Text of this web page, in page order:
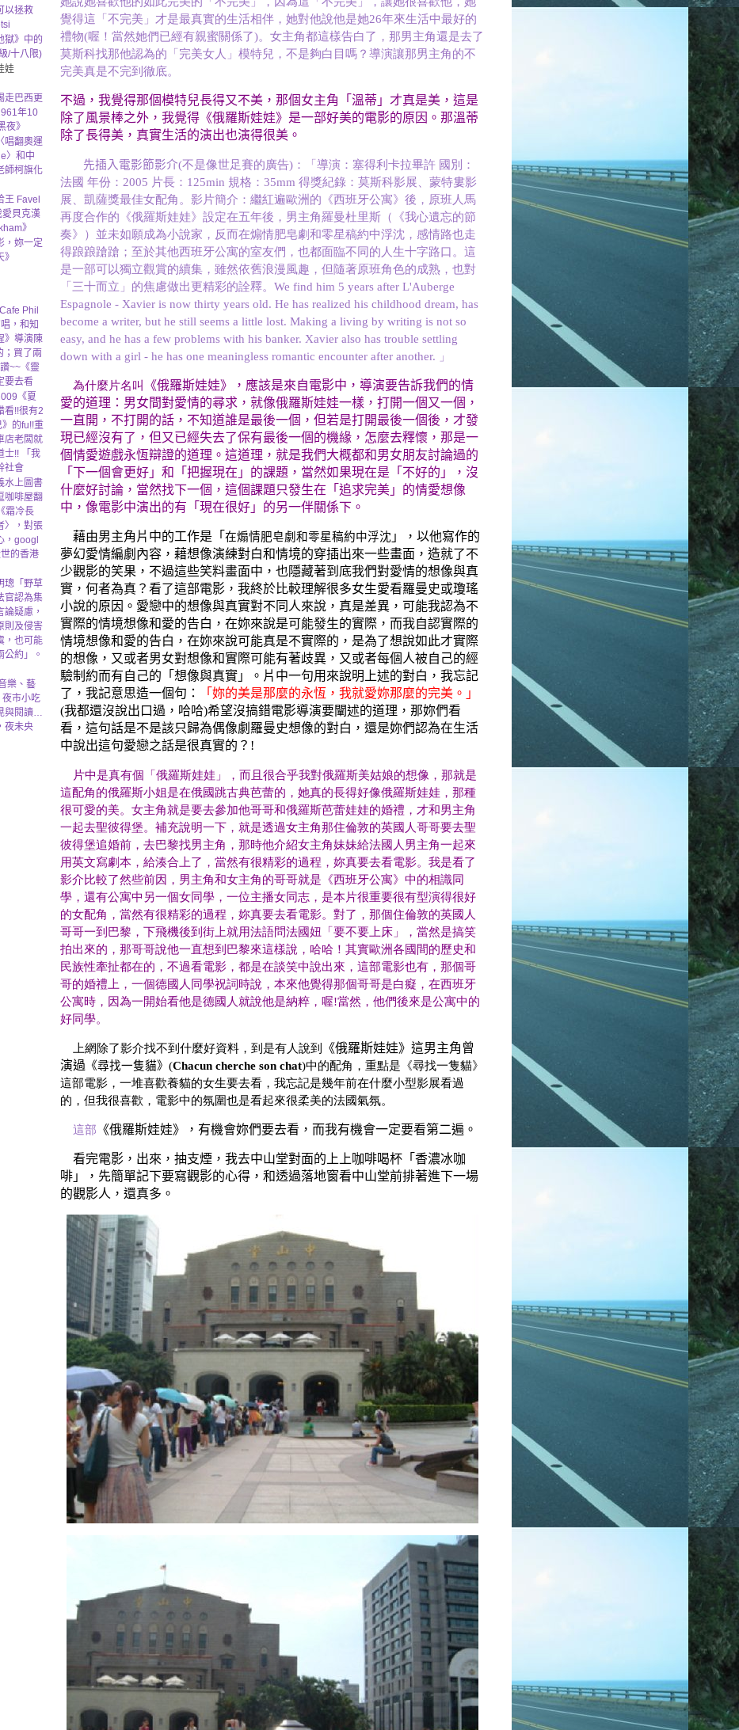
以拯救
獄》中的
/十八限)
娃
走巴西更
年10
夜》
唱翻奧運
〉和中
師柯旗化
王 Favel
貝克漢
》
，妳一定
Phil
，和知
》導演陳
；買了兩
~~《靈
要去看
《夏
看!!很有2
的fu!!重
店老闆就
士!! 「我
社會
水上圖書
咖啡屋翻
霜冷長
〉，對張
，googl
的香港
璁「野草
官認為集
疑慮，
則及侵害
，也可能
公約」。
樂、藝
市小吃
與閱讀…
夜未央
覺得這「不完美」才是最真實的生活相伴，她對他說他是她26年來生活中最好的
禮物(喔！當然她們已經有親蜜關係了)。女主角都這樣告白了，那男主角還是去了
莫斯科找那他認為的「完美女人」模特兒，不是夠白目嗎？導演讓那男主角的不
完美真是不完到徹底。
不過，我覺得那個模特兒長得又不美，那個女主角「溫蒂」才真是美，這是
除了風景棒之外，我覺得《俄羅斯娃娃》是一部好美的電影的原因。那溫蒂
除了長得美，真實生活的演出也演得很美。
先插入電影節影介(不是像世足賽的廣告)：「導演：塞得利卡拉畢許 國別：
法國 年份：2005 片長：125min 規格：35mm 得獎紀錄：莫斯科影展、蒙特婁影
展、凱薩獎最佳女配角。影片簡介：繼紅遍歐洲的《西班牙公寓》後，原班人馬
再度合作的《俄羅斯娃娃》設定在五年後，男主角羅曼杜里斯（《我心遺忘的節
奏》）並未如願成為小說家，反而在煽情肥皂劇和零星稿約中浮沈，感情路也走
得踉踉蹌蹌；至於其他西班牙公寓的室友們，也都面臨不同的人生十字路口。這
是一部可以獨立觀賞的續集，雖然依舊浪漫風趣，但隨著原班角色的成熟，也對
「三十而立」的焦慮做出更精彩的詮釋。We find him 5 years after L'Auberge
Espagnole - Xavier is now thirty years old. He has realized his childhood dream, has
become a writer, but he still seems a little lost. Making a living by writing is not so
easy, and he has a few problems with his banker. Xavier also has trouble settling
down with a girl - he has one meaningless romantic encounter after another. 」
為什麼片名叫
《俄羅斯娃娃》，應該是來自電影中，導演要告訴我們的情
愛的道理：男女間對愛情的尋求，就像俄羅斯娃娃一樣，打開一個又一個，
一直開，不打開的話，不知道誰是最後一個，但若是打開最後一個後，才發
現已經沒有了，但又已經失去了保有最後一個的機緣，怎麼去釋懷，那是一
個情愛遊戲永恆辯證的道理。這道理，就是我們大概都和男女朋友討論過的
「下一個會更好」和「把握現在」的課題，當然如果現在是「不好的」，沒
什麼好討論，當然找下一個，這個課題只發生在「追求完美」的情愛想像
中，像電影中演出的有「現在很好」的另一伴關係下。
藉由男主角片中的工作是「 在煽情肥皂劇和零星稿約中浮沈 」，以他寫作的
夢幻愛情編劇內容，藉想像演練對白和情境的穿插出來一些畫面，造就了不
少觀影的笑果，不過這些笑料畫面中，也隱藏著到底我們對愛情的想像與真
實，何者為真？看了這部電影，我終於比較理解很多女生愛看羅曼史或瓊瑤
小說的原因。愛戀中的想像與真實對不同人來說，真是差異，可能我認為不
實際的情境想像和愛的告白，在妳來說是可能發生的實際，而我自認實際的
情境想像和愛的告白，在妳來說可能真是不實際的，是為了想說如此才實際
的想像，又或者男女對想像和實際可能有著歧異，又或者每個人被自己的經
驗制約而有自己的「想像與真實」。片中一句用來說明上述的對白，我忘記
了，我記意思造一個句：
「妳的美是那麼的永恆，我就愛妳那麼的完美。」
(我都還沒說出口過，哈哈)希望沒搞錯電影導演要闡述的道理，那妳們看
看，這句話是不是該只歸為偶像劇羅曼史想像的對白，還是妳們認為在生活
中說出這句愛戀之話是很真實的？ !
片中是真有個「俄羅斯娃娃」，而且很合乎我對俄羅斯美姑娘的想像，那就是
這配角的俄羅斯小姐是在俄國跳古典芭蕾的，她真的長得好像俄羅斯娃娃，那種
很可愛的美。女主角就是要去參加他哥哥和俄羅斯芭蕾娃娃的婚禮，才和男主角
一起去聖彼得堡。補充說明一下，就是透過女主角那住倫敦的英國人哥哥要去聖
彼得堡追婚前，去巴黎找男主角，那時他介紹女主角妹妹給法國人男主角一起來
用英文寫劇本，給湊合上了，當然有很精彩的過程，妳真要去看電影。我是看了
影介比較了然些前因，男主角和女主角的哥哥就是《西班牙公寓》中的相識同
學，還有公寓中另一個女同學，一位主播女同志，是本片很重要很有型演得很好
的女配角，當然有很精彩的過程，妳真要去看電影。對了，那個住倫敦的英國人
哥哥一到巴黎，下飛機後到街上就用法語問法國妞「要不要上床」，當然是搞笑
拍出來的，那哥哥說他一直想到巴黎來這樣說，哈哈！其實歐洲各國間的歷史和
民族性牽扯都在的，不過看電影，都是在談笑中說出來，這部電影也有，那個哥
哥的婚禮上，一個德國人同學祝詞時說，本來他覺得那個哥哥是白癡，在西班牙
公寓時，因為一開始看他是德國人就說他是納粹，喔!當然，他們後來是公寓中的
好同學。
上網除了影介找不到什麼好資料，到是有人說到
《俄羅斯娃娃》這男主角曾
演過 《尋找一隻貓》 (Chacun cherche son chat)中的配角，重點是《尋找一隻貓》
這部電影，一堆喜歡養貓的女生要去看，我忘記是幾年前在什麼小型影展看過
的，但我很喜歡，電影中的氛圍也是看起來很柔美的法國氣氛。
這部 《俄羅斯娃娃》，有機會妳們要去看，而我有機會一定要看第二遍。
看完電影，出來，抽支煙，我去中山堂對面的上上咖啡喝杯「香濃冰咖
啡」，先簡單記下要寫觀影的心得，和透過落地窗看中山堂前排著進下一場
的觀影人，還真多。